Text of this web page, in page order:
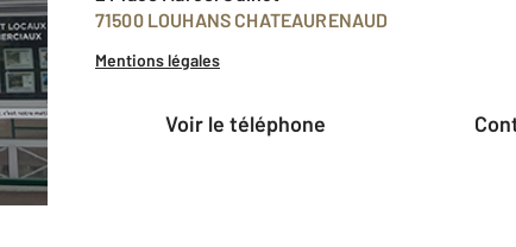
71500 LOUHANS CHATEAURENAUD
Mentions légales
voir le téléphone